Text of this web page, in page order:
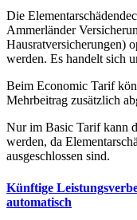
Die
Ammerländer
Hausratversicherungen)
werden. Es handelt sich
Beim Economic Tarif
Mehrbeitrag zusätzlich
Nur im Basic Tarif kann
werden, da
ausgeschlossen sind.
Künftige
automatisch